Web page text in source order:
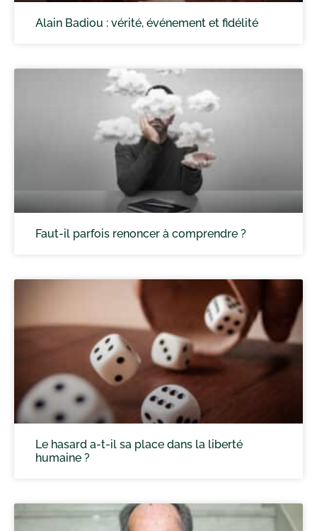
Alain Badiou : vérité, événement et fidélité
Faut-il parfois renoncer à comprendre ?
Le hasard a-t-il sa place dans la liberté
humaine ?